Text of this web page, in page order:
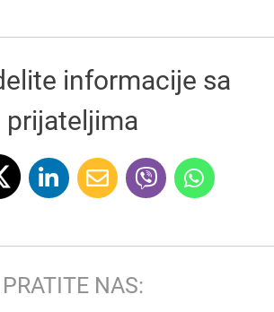
informacije sa
prijateljima
PRATITE NAS: